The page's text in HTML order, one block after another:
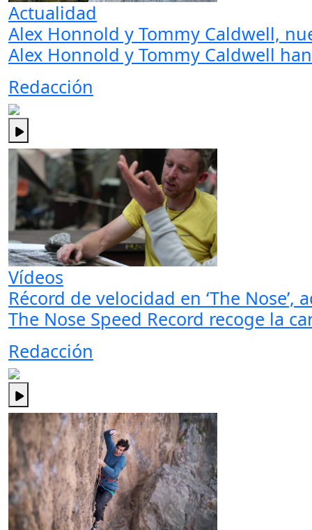
Actualidad
Alex Honnold y Tommy Caldwell,
Alex Honnold y Tommy Caldwell
Redacción
Vídeos
Récord de velocidad en ‘The Nose’,
The Nose Speed Record recoge la
Redacción